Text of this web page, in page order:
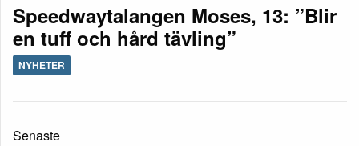
Speedwaytalangen Moses, 13: ”Blir
en tuff och hård tävling”
NYHETER
Senaste